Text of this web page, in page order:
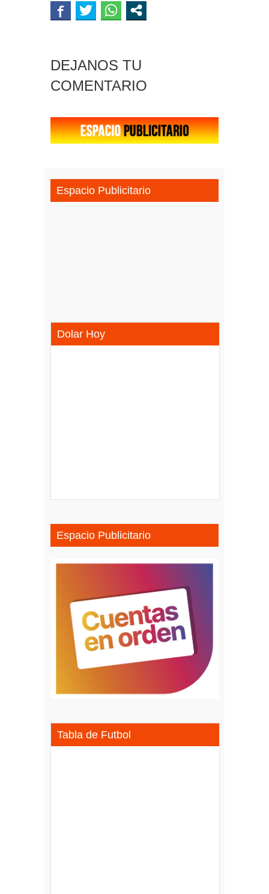
DEJANOS TU
COMENTARIO
Espacio Publicitario
Dolar Hoy
Espacio Publicitario
Tabla de Futbol